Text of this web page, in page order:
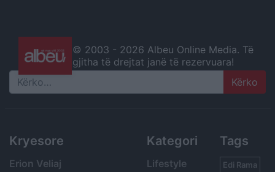
© 2003 - 2026 Albeu Online Media. Të
gjitha të drejtat janë të rezervuara!
Search
Kryesore
Erion Veliaj
Kategori
Lifestyle
Tags
Edi Rama